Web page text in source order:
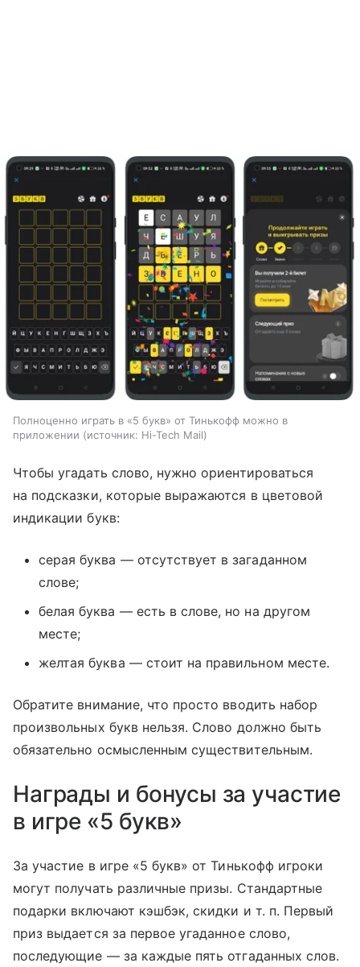
Полноценно играть в «5 букв» от Тинькофф можно в
приложении
источник: Hi-Tech Mail
Чтобы угадать слово, нужно ориентироваться
на подсказки, которые выражаются в цветовой
индикации букв:
серая буква — отсутствует в загаданном
слове;
белая буква — есть в слове, но на другом
месте;
желтая буква — стоит на правильном месте.
Обратите внимание, что просто вводить набор
произвольных букв нельзя. Слово должно быть
обязательно осмысленным существительным.
Награды и бонусы за участие
в игре «5 букв»
За участие в игре «5 букв» от Тинькофф игроки
могут получать различные призы. Стандартные
подарки включают кэшбэк, скидки и т. п. Первый
приз выдается за первое угаданное слово,
последующие — за каждые пять отгаданных слов.